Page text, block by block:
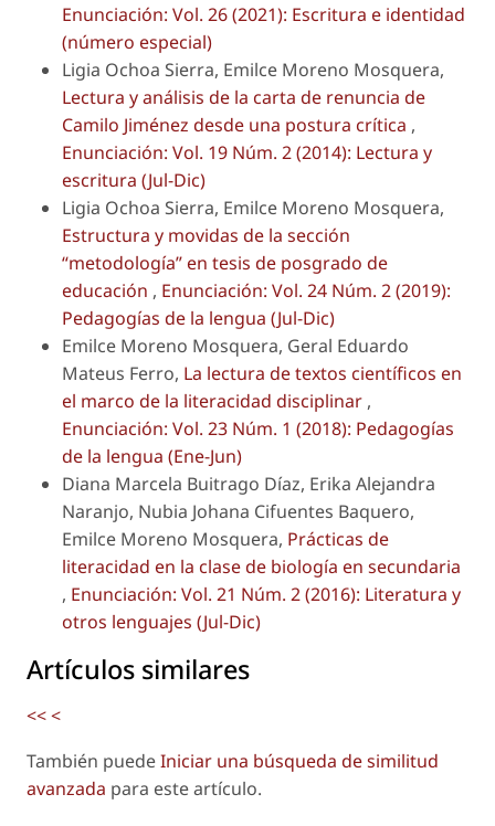
Enunciación: Vol. 26 (2021): Escritura e identidad
(número especial)
Ligia Ochoa Sierra, Emilce Moreno Mosquera,
Lectura y análisis de la carta de renuncia de
Camilo Jiménez desde una postura crítica ,
Enunciación: Vol. 19 Núm. 2 (2014): Lectura y
escritura (Jul-Dic)
Ligia Ochoa Sierra, Emilce Moreno Mosquera,
Estructura y movidas de la sección
“metodología” en tesis de posgrado de
educación , Enunciación: Vol. 24 Núm. 2 (2019):
Pedagogías de la lengua (Jul-Dic)
Emilce Moreno Mosquera, Geral Eduardo
Mateus Ferro, La lectura de textos científicos en
el marco de la literacidad disciplinar ,
Enunciación: Vol. 23 Núm. 1 (2018): Pedagogías
de la lengua (Ene-Jun)
Diana Marcela Buitrago Díaz, Erika Alejandra
Naranjo, Nubia Johana Cifuentes Baquero,
Emilce Moreno Mosquera, Prácticas de
literacidad en la clase de biología en secundaria
, Enunciación: Vol. 21 Núm. 2 (2016): Literatura y
otros lenguajes (Jul-Dic)
Artículos similares
<<<
También puedeIniciar una búsqueda de similitud
avanzada para este artículo.